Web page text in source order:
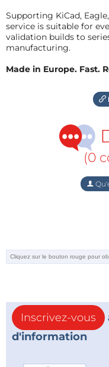
Supporting KiCad,
service is suitable for
validation builds to
manufacturing.
Made in Europe. Fast.
(0
Inscrivez-vous
d'information